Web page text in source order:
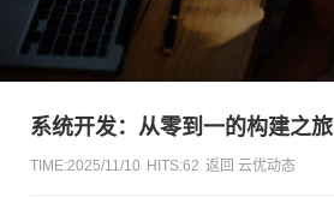
系统开发：从零到一的构建之旅
TIME:2025/11/10 HITS:62 返回 云优动态